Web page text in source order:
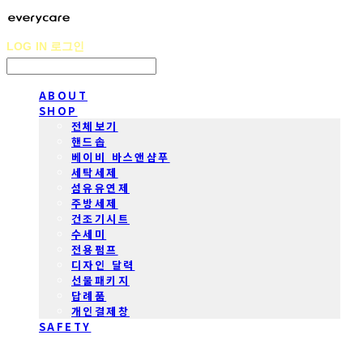
LOG IN 로그인
ABOUT
SHOP
전체보기
핸드솝
베이비 바스앤샴푸
세탁세제
섬유유연제
주방세제
건조기시트
수세미
전용펌프
디자인 달력
선물패키지
답례품
개인결제창
SAFETY